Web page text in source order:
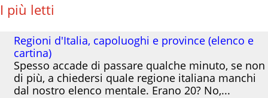
I più letti
Regioni d'Italia, capoluoghi e province (elenco e
cartina)
Spesso accade di passare qualche minuto, se non
di più, a chiedersi quale regione italiana manchi
dal nostro elenco mentale. Erano 20? No,...